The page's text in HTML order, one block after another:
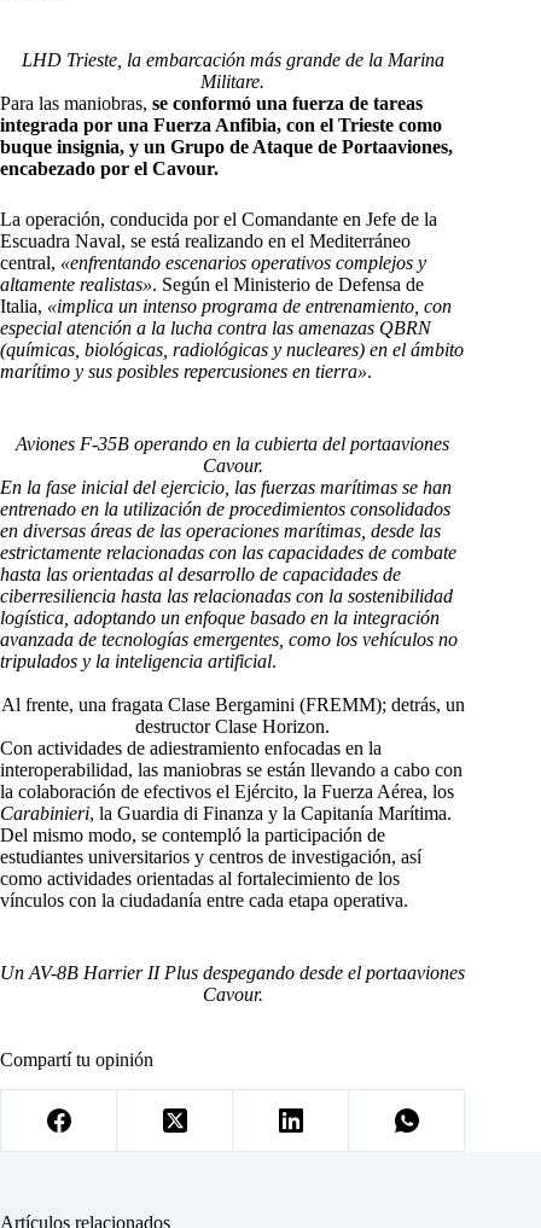
LHD Trieste, la embarcación más grande de la Marina
Militare.
Para las maniobras, se conformó una fuerza de tareas
integrada por una Fuerza Anfibia, con el Trieste como
buque insignia, y un Grupo de Ataque de Portaaviones,
encabezado por el Cavour.
La operación, conducida por el Comandante en Jefe de la
Escuadra Naval, se está realizando en el Mediterráneo
central, «enfrentando escenarios operativos complejos y
altamente realistas». Según el Ministerio de Defensa de
Italia, «implica un intenso programa de entrenamiento, con
especial atención a la lucha contra las amenazas QBRN
(químicas, biológicas, radiológicas y nucleares) en el ámbito
marítimo y sus posibles repercusiones en tierra».
Aviones F-35B operando en la cubierta del portaaviones
Cavour.
En la fase inicial del ejercicio, las fuerzas marítimas se han
entrenado en la utilización de procedimientos consolidados
en diversas áreas de las operaciones marítimas, desde las
estrictamente relacionadas con las capacidades de combate
hasta las orientadas al desarrollo de capacidades de
ciberresiliencia hasta las relacionadas con la sostenibilidad
logística, adoptando un enfoque basado en la integración
avanzada de tecnologías emergentes, como los vehículos no
tripulados y la inteligencia artificial.
Al frente, una fragata Clase Bergamini (FREMM); detrás, un
destructor Clase Horizon.
Con actividades de adiestramiento enfocadas en la
interoperabilidad, las maniobras se están llevando a cabo con
la colaboración de efectivos el Ejército, la Fuerza Aérea, los
Carabinieri, la Guardia di Finanza y la Capitanía Marítima.
Del mismo modo, se contempló la participación de
estudiantes universitarios y centros de investigación, así
como actividades orientadas al fortalecimiento de los
vínculos con la ciudadanía entre cada etapa operativa.
Un AV-8B Harrier II Plus despegando desde el portaaviones
Cavour.
Compartí tu opinión
Artículos relacionados